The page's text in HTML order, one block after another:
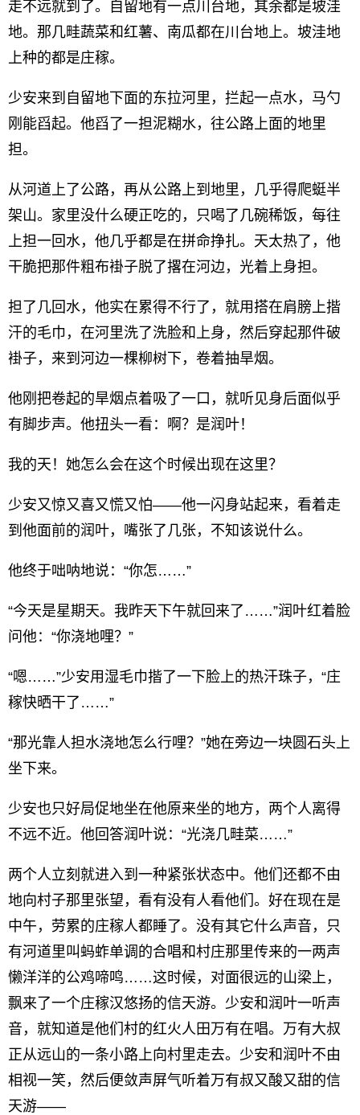
走不远就到了。自留地有一点川台地，其余都是坡洼
地。那几畦蔬菜和红薯、南瓜都在川台地上。坡洼地
上种的都是庄稼。
少安来到自留地下面的东拉河里，拦起一点水，马勺
刚能舀起。他舀了一担泥糊水，往公路上面的地里
担。
从河道上了公路，再从公路上到地里，几乎得爬蜓半
架山。家里没什么硬正吃的，只喝了几碗稀饭，每往
上担一回水，他几乎都是在拼命挣扎。天太热了，他
干脆把那件粗布褂子脱了撂在河边，光着上身担。
担了几回水，他实在累得不行了，就用搭在肩膀上揩
汗的毛巾，在河里洗了洗脸和上身，然后穿起那件破
褂子，来到河边一棵柳树下，卷着抽旱烟。
他刚把卷起的旱烟点着吸了一口，就听见身后面似乎
有脚步声。他扭头一看：啊？是润叶！
我的天！她怎么会在这个时候出现在这里？
少安又惊又喜又慌又怕——他一闪身站起来，看着走
到他面前的润叶，嘴张了几张，不知该说什么。
他终于咄呐地说：“你怎……”
“今天是星期天。我昨天下午就回来了……”润叶红着脸
问他：“你浇地哩？”
“嗯……”少安用湿毛巾揩了一下脸上的热汗珠子，“庄
稼快晒干了……”
“那光靠人担水浇地怎么行哩？”她在旁边一块圆石头上
坐下来。
少安也只好局促地坐在他原来坐的地方，两个人离得
不远不近。他回答润叶说：“光浇几畦菜……”
两个人立刻就进入到一种紧张状态中。他们还都不由
地向村子那里张望，看有没有人看他们。好在现在是
中午，劳累的庄稼人都睡了。没有其它什么声音，只
有河道里叫蚂蚱单调的合唱和村庄那里传来的一两声
懒洋洋的公鸡啼鸣……这时候，对面很远的山梁上，
飘来了一个庄稼汉悠扬的信天游。少安和润叶一听声
音，就知道是他们村的红火人田万有在唱。万有大叔
正从远山的一条小路上向村里走去。少安和润叶不由
相视一笑，然后便敛声屏气听着万有叔又酸又甜的信
天游——